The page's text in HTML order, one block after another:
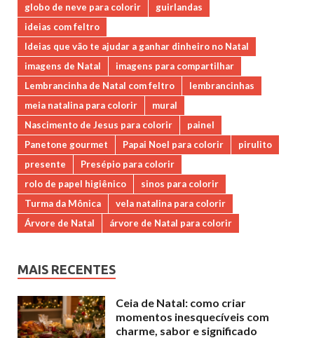
globo de neve para colorir
guirlandas
ideias com feltro
Ideias que vão te ajudar a ganhar dinheiro no Natal
imagens de Natal
imagens para compartilhar
Lembrancinha de Natal com feltro
lembrancinhas
meia natalina para colorir
mural
Nascimento de Jesus para colorir
painel
Panetone gourmet
Papai Noel para colorir
pirulito
presente
Presépio para colorir
rolo de papel higiênico
sinos para colorir
Turma da Mônica
vela natalina para colorir
Árvore de Natal
árvore de Natal para colorir
MAIS RECENTES
Ceia de Natal: como criar
momentos inesquecíveis com
charme, sabor e significado